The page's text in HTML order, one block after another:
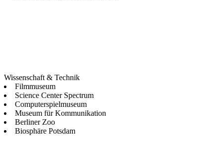
Wissenschaft & Technik
Filmmuseum
Science Center Spectrum
Computerspielmuseum
Museum für Kommunikation
Berliner Zoo
Biosphäre Potsdam